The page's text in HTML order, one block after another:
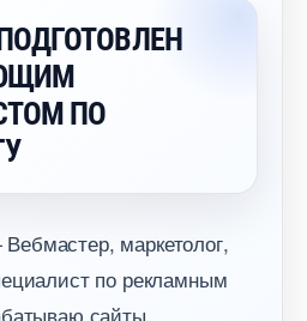
ПО
маркетолог,
по рекламным
сайты,